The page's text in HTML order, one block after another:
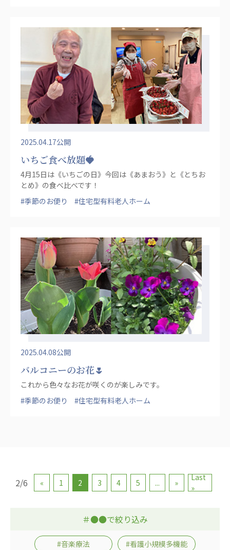
2025.04.17公開
いちご食べ放題🍓
4月15日は《いちごの日》今回は《あまおう》と《とちお
とめ》の食べ比べです！
#季節のお便り
#住宅型有料老人ホーム
2025.04.08公開
バルコニーのお花🌷
これから色々なお花が咲くのが楽しみです。
#季節のお便り
#住宅型有料老人ホーム
2/6 « 1 2 3 4 5 ... »
Last
»
＃●●で絞り込み
#音楽療法 #看護小規模多機能